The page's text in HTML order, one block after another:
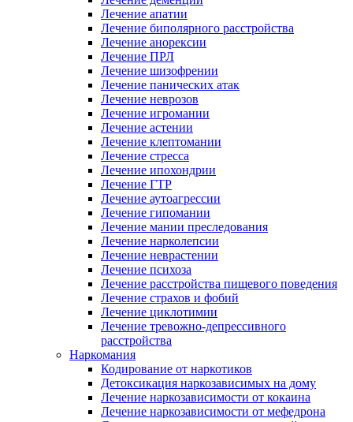
Лечение апатии
Лечение биполярного расстройства
Лечение анорексии
Лечение ПРЛ
Лечение шизофрении
Лечение панических атак
Лечение неврозов
Лечение игромании
Лечение астении
Лечение клептомании
Лечение стресса
Лечение ипохондрии
Лечение ГТР
Лечение аутоагрессии
Лечение гипомании
Лечение мании преследования
Лечение нарколепсии
Лечение неврастении
Лечение психоза
Лечение расстройства пищевого поведения
Лечение страхов и фобий
Лечение циклотимии
Лечение тревожно-депрессивного
расстройства
Наркомания
Кодирование от наркотиков
Детоксикация наркозависимых на дому
Лечение наркозависимости от кокаина
Лечение наркозависимости от мефедрона